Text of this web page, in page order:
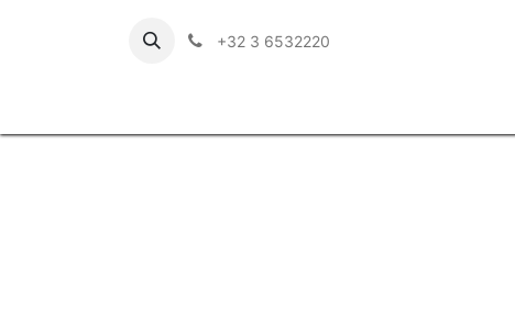
+32 3 6532220